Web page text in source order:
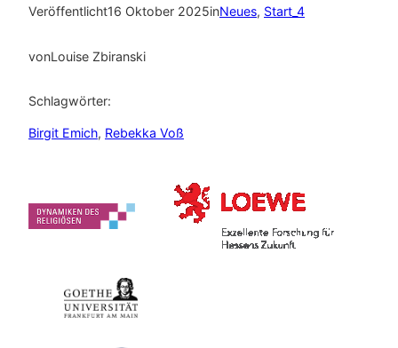
Veröffentlicht16 Oktober 2025inNeues, Start_4
vonLouise Zbiranski
Schlagwörter:
Birgit Emich, Rebekka Voß